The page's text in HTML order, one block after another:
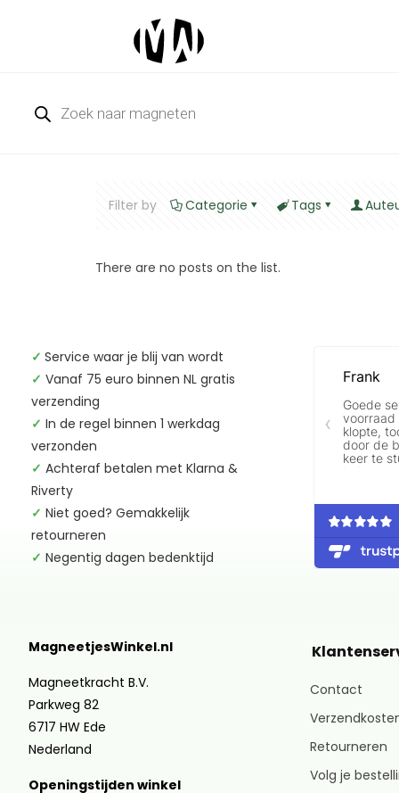
zoeken
Filter by Categorie Tags
There are no posts on the list.
✓ Service waar je blij van wordt
✓ Vanaf 75 euro binnen NL gratis
verzending
✓ In de regel binnen 1 werkdag
verzonden
✓ Achteraf betalen met Klarna &
Riverty
✓ Niet goed? Gemakkelijk
retourneren
✓ Negentig dagen bedenktijd
MagneetjesWinkel.nl
Magneetkracht B.V.
Parkweg 82
6717 HW Ede
Nederland
Openingstijden winkel
Contact
Retourneren
Volg je